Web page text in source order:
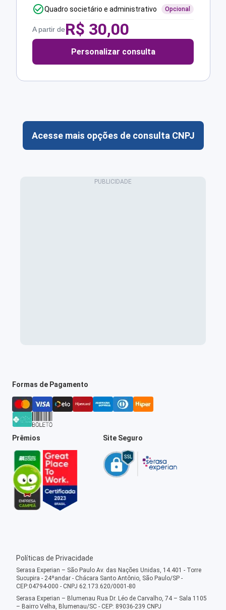
Quadro societário e administrativo Opcional
A partir deR$ 30,00
Personalizar consulta
Acesse mais opções de consulta CNPJ
Formas de Pagamento
Prêmios Site Seguro
Políticas de Privacidade
Serasa Experian – São Paulo Av. das Nações Unidas, 14.401 - Torre
Sucupira - 24ºandar - Chácara Santo Antônio, São Paulo/SP -
CEP:04794-000 - CNPJ 62.173.620/0001-80
Serasa Experian – Blumenau Rua Dr. Léo de Carvalho, 74 – Sala 1105
– Bairro Velha, Blumenau/SC - CEP: 89036-239 CNPJ